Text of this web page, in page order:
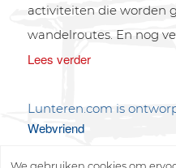
activiteiten die worden
wandelroutes. En nog
Lees verder
Lunteren.com is
Webvriend